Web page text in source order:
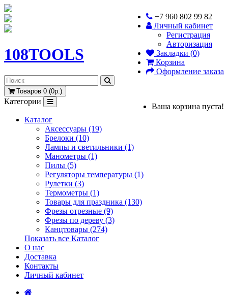
+7 960 802 99 82
Личный кабинет
Регистрация
Авторизация
Закладки (0)
Корзина
Оформление заказа
108TOOLS
Товаров 0 (0р.)
Ваша корзина пуста!
Категории
Каталог
Аксессуары (19)
Брелоки (10)
Лампы и светильники (1)
Манометры (1)
Пилы (5)
Регуляторы температуры (1)
Рулетки (3)
Термометры (1)
Товары для праздника (130)
Фрезы отрезные (9)
Фрезы по дереву (3)
Канцтовары (274)
Показать все Каталог
О нас
Доставка
Контакты
Личный кабинет